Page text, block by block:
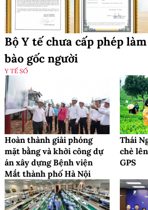
Bộ Y tế chưa cấp phép
bào gốc người
Y TẾ SỐ
Hoàn thành giải phóng
mặt bằng và khởi công dự
án xây dựng Bệnh viện
Mắt thành phố Hà Nội
Thái
chè
GPS